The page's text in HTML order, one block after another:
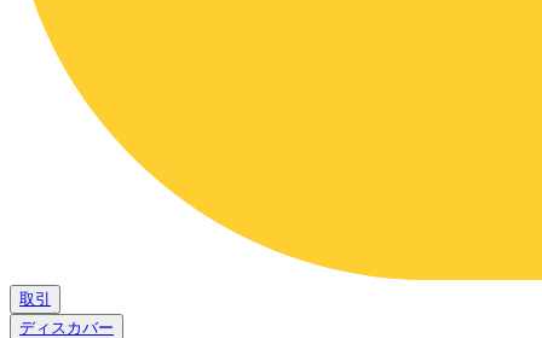
取引
ディスカバー